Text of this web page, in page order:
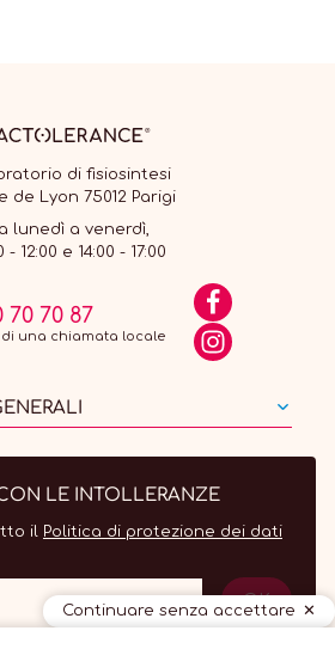
di fisiosintesi
de Lyon 75012 Parigi
lunedì a venerdì,
- 12:00 e 14:00 - 17:00
70 70 87
di una chiamata locale
LE INTOLLERANZE
il Politica di protezione dei dati
OK
Continuare senza accettare